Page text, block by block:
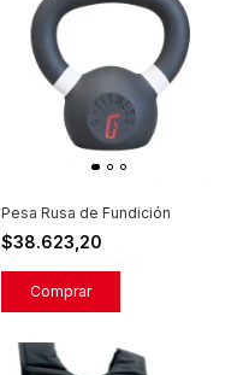
Pesa Rusa de Fundición
$38.623,20
Comprar